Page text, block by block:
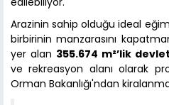
Arazinin sahip olduğu ideal
birbirinin manzarasını
yer alan 355.674 m²’lik
ve rekreasyon alanı olarak
Orman Bakanlığı'ndan